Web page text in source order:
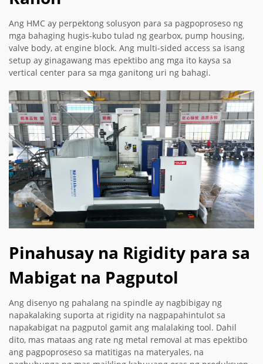
Ang HMC ay perpektong solusyon para sa pagpoproseso ng
mga bahaging hugis-kubo tulad ng gearbox, pump housing,
valve body, at engine block. Ang multi-sided access sa isang
setup ay ginagawang mas epektibo ang mga ito kaysa sa
vertical center para sa mga ganitong uri ng bahagi.
Pinahusay na Rigidity para sa
Mabigat na Pagputol
Ang disenyo ng pahalang na spindle ay nagbibigay ng
napakalaking suporta at rigidity na nagpapahintulot sa
napakabigat na pagputol gamit ang malalaking tool. Dahil
dito, mas mataas ang rate ng metal removal at mas epektibo
ang pagpoproseso sa matitigas na materyales, na